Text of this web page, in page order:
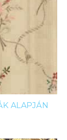
ALAPJÁN